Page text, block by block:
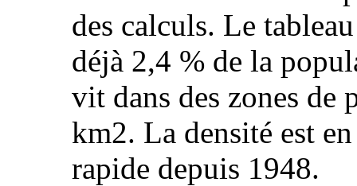
des calculs. Le
déjà 2,4 % de la
vit dans des zones de
km2. La densité est
rapide depuis 1948.